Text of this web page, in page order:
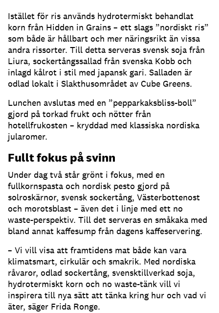
Istället för ris används hydrotermiskt behandlat
korn från Hidden in Grains – ett slags ”nordiskt ris”
som både är hållbart och mer näringsrikt än vissa
andra rissorter. Till detta serveras svensk soja från
Liura, sockertångssallad från svenska Kobb och
inlagd kålrot i stil med japansk gari. Salladen är
odlad lokalt i Slakthusområdet av Cube Greens.
Lunchen avslutas med en ”pepparkaksbliss-boll”
gjord på torkad frukt och nötter från
hotellfrukosten – kryddad med klassiska nordiska
jularomer.
Fullt fokus på svinn
Under dag två står grönt i fokus, med en
fullkornspasta och nordisk pesto gjord på
solroskärnor, svensk sockertång, Västerbottenost
och morotsblast – även det i linje med ett no
waste-perspektiv. Till det serveras en småkaka med
bland annat kaffesump från dagens kaffeservering.
– Vi vill visa att framtidens mat både kan vara
klimatsmart, cirkulär och smakrik. Med nordiska
råvaror, odlad sockertång, svensktillverkad soja,
hydrotermiskt korn och no waste-tänk vill vi
inspirera till nya sätt att tänka kring hur och vad vi
äter, säger Frida Ronge.